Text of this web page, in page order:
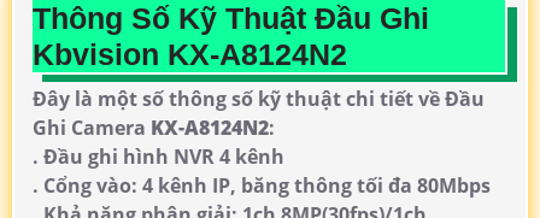
Thông Số Kỹ Thuật Đầu Ghi
Kbvision KX-A8124N2
Đây là một số thông số kỹ thuật chi tiết về Đầu
Ghi Camera KX-A8124N2:
. Đầu ghi hình NVR 4 kênh
. Cổng vào: 4 kênh IP, băng thông tối đa 80Mbps